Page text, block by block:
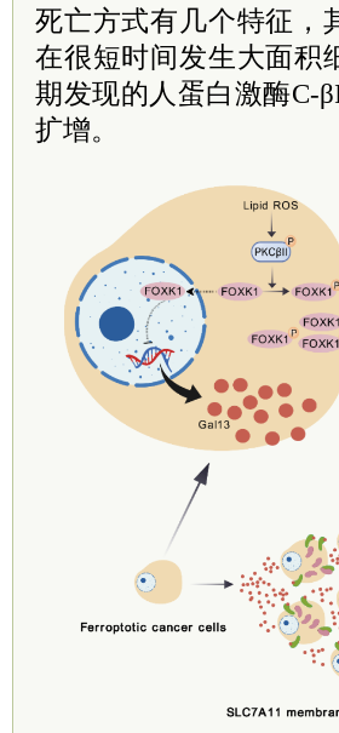
死亡方式有几个特征，
在很短时间发生大面积
期发现的人蛋白激酶C-
扩增。